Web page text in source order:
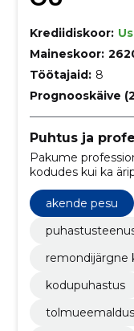
Krediidiskoor:
Maineskoor:
Töötajaid: 8
Prognooskäive
Puhtus ja
Pakume
kodudes kui ka
akende pesu
remondijärgne
kodupuhastus
tolmueemaldus